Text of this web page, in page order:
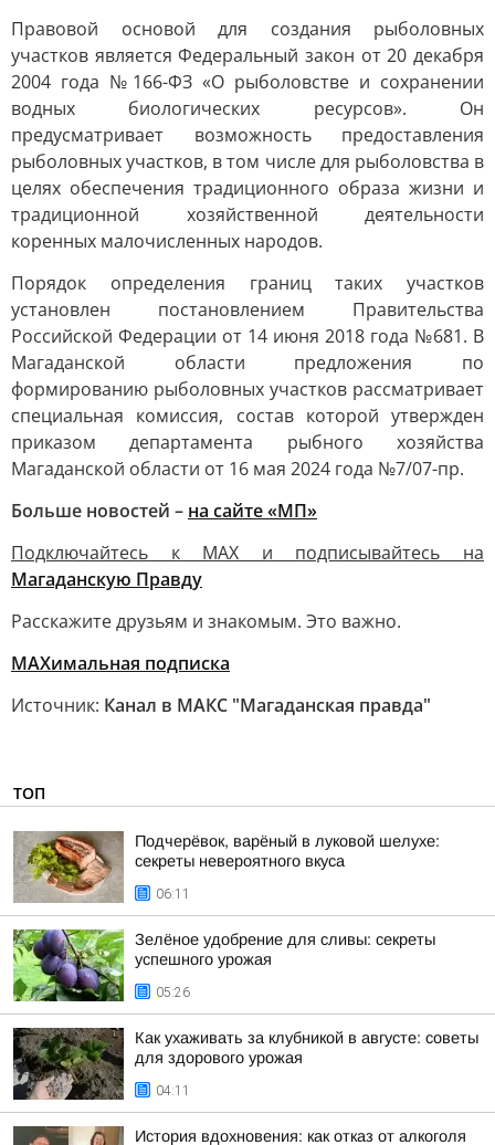
Правовой основой для создания рыболовных
участков является Федеральный закон от 20 декабря
2004 года №166-ФЗ «О рыболовстве и сохранении
водных биологических ресурсов». Он
предусматривает возможность предоставления
рыболовных участков, в том числе для рыболовства в
целях обеспечения традиционного образа жизни и
традиционной хозяйственной деятельности
коренных малочисленных народов.
Порядок определения границ таких участков
установлен постановлением Правительства
Российской Федерации от 14 июня 2018 года №681. В
Магаданской области предложения по
формированию рыболовных участков рассматривает
специальная комиссия, состав которой утвержден
приказом департамента рыбного хозяйства
Магаданской области от 16 мая 2024 года №7/07-пр.
Больше новостей – на сайте «МП»
Подключайтесь к MAX и подписывайтесь на
Магаданскую Правду
Расскажите друзьям и знакомым. Это важно.
МАХимальная подписка
Источник: Канал в МАКС "Магаданская правда"
ТОП
Подчерёвок, варёный в луковой шелухе:
секреты невероятного вкуса
06:11
Зелёное удобрение для сливы: секреты
успешного урожая
05:26
Как ухаживать за клубникой в августе: советы
для здорового урожая
04:11
История вдохновения: как отказ от алкоголя